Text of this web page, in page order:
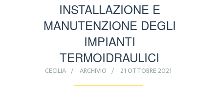
INSTALLAZIONE E
MANUTENZIONE DEGLI
IMPIANTI
TERMOIDRAULICI
CECILIA ARCHIVIO 21 OTTOBRE 2021